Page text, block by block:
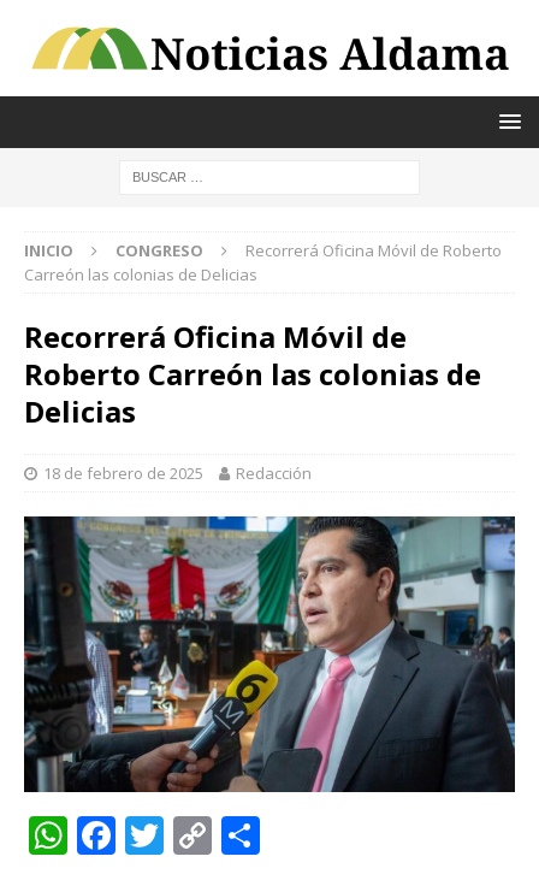
INICIO CONGRESO
Recorrerá Oficina Móvil de Roberto
Carreón las colonias de Delicias
Recorrerá Oficina Móvil de
Roberto Carreón las colonias de
Delicias
18 de febrero de 2025 Redacción
W F T C